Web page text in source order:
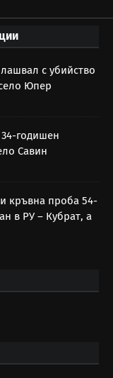
с убийство
Юпер
годишен
Савин
кръвна проба 54-
в РУ – Кубрат, а